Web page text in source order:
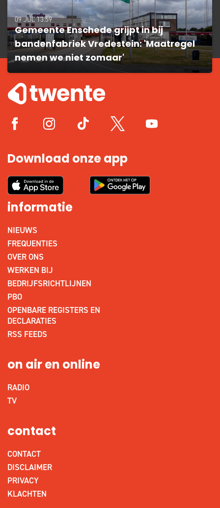
09 JUL 13:59
Gemeente Enschede grijpt in bij
bandenfabriek Vredestein: 'Maatregel
nemen we niet zomaar'
Download onze app
informatie
NIEUWS
FREQUENTIES
OVER ONS
WERKEN BIJ
BEDRIJFSRICHTLIJNEN
PBO
OPENBARE REGISTERS EN
DECLARATIES
RSS FEEDS
on air en online
RADIO
TV
contact
CONTACT
DISCLAIMER
PRIVACY
KLACHTEN